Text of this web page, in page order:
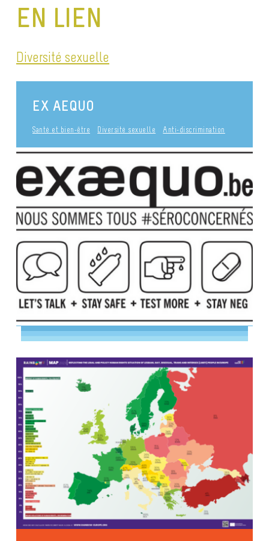
EN LIEN
Diversité sexuelle
EX AEQUO
Santé et bien-être Diversité sexuelle Anti-discrimination